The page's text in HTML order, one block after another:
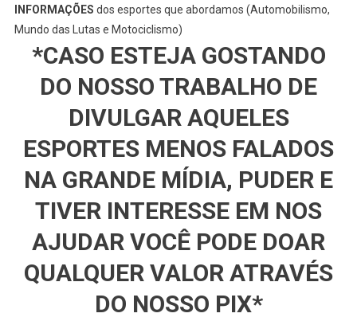
INFORMAÇÕES dos esportes que abordamos (Automobilismo,
Mundo das Lutas e Motociclismo)
*CASO ESTEJA GOSTANDO
DO NOSSO TRABALHO DE
DIVULGAR AQUELES
ESPORTES MENOS FALADOS
NA GRANDE MÍDIA, PUDER E
TIVER INTERESSE EM NOS
AJUDAR VOCÊ PODE DOAR
QUALQUER VALOR ATRAVÉS
DO NOSSO PIX*